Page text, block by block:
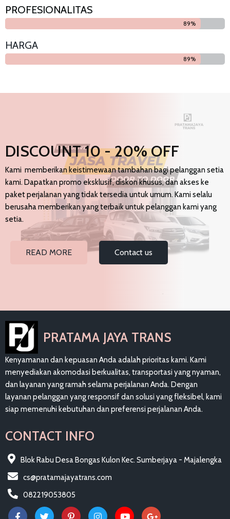
PROFESIONALITAS
90%
HARGA
90%
DISCOUNT 10 - 20% OFF
Kami memberikan keistimewaan tambahan bagi pelanggan setia
kami. Dapatkan promo eksklusif, diskon khusus, dan akses ke
paket perjalanan yang tidak tersedia untuk umum. Kami selalu
berusaha memberikan yang terbaik untuk pelanggan kami yang
setia.
READ MORE Contact us
PRATAMA JAYA TRANS
Kenyamanan dan kepuasan Anda adalah prioritas kami. Kami
menyediakan akomodasi berkualitas, transportasi yang nyaman,
dan layanan yang ramah selama perjalanan Anda. Dengan
layanan pelanggan yang responsif dan solusi yang fleksibel, kami
siap memenuhi kebutuhan dan preferensi perjalanan Anda.
CONTACT INFO
Blok Rabu Desa Bongas Kulon Kec. Sumberjaya - Majalengka
cs@pratamajayatrans.com
082219053805